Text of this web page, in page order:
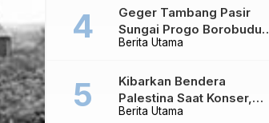
Berita Utama
Geger Tambang Pasir
Sungai Progo Borobudur,
Warga Sambeng Hentikan
Berita Utama
Kibarkan Bendera
Palestina Saat Konser,
Massive Attack Dilarang